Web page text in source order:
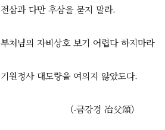
전삼과 다만 후삼을 묻지 말라.
부처님의 자비상호 보기 어렵다 하지마라
기원정사 대도량을 여의지 않았도다.
(‧금강경 冶父頌)